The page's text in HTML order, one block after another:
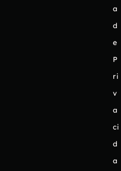
a
d
e
P
ri
v
a
ci
d
a